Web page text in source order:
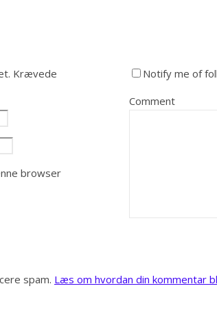
Krævede
browser
Notify me of
Comment
spam. Læs om hvordan din kommentar